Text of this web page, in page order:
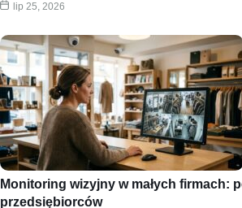
lip 25, 2026
Monitoring wizyjny w małych firmach:
przedsiębiorców